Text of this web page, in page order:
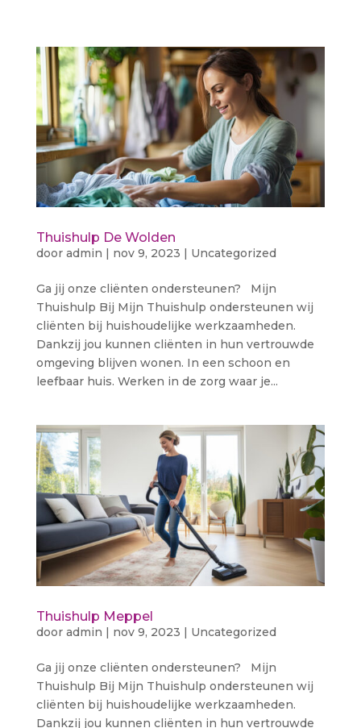
Thuishulp De Wolden
door admin nov 9, 2023 Uncategorized
Ga jij onze cliënten ondersteunen? Mijn
Thuishulp Bij Mijn Thuishulp ondersteunen wij
cliënten bij huishoudelijke werkzaamheden.
Dankzij jou kunnen cliënten in hun vertrouwde
omgeving blijven wonen. In een schoon en
leefbaar huis. Werken in de zorg waar je...
Thuishulp Meppel
door admin | nov 9, 2023 | Uncategorized
Ga jij onze cliënten ondersteunen? Mijn
Thuishulp Bij Mijn Thuishulp ondersteunen wij
cliënten bij huishoudelijke werkzaamheden.
Dankzij jou kunnen cliënten in hun vertrouwde